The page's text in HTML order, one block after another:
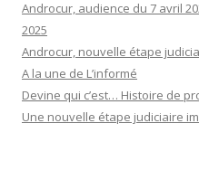
Androcur, audience du 7 avril
2025
Androcur, nouvelle étape
A la une de L’informé
Devine qui c’est… Histoire de
Une nouvelle étape judiciaire